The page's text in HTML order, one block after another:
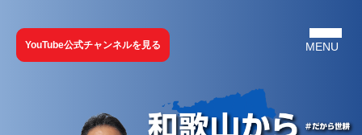
YouTube公式チャンネルを見る